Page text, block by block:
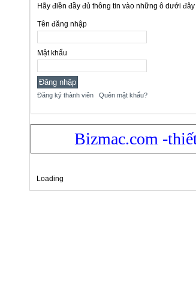
Hãy điền đầy đủ thông tin vào những ô dưới đây
Tên đăng nhập
Mật khẩu
Đăng ký thành viên Quên mật khẩu?
Bizmac.com -
Loading